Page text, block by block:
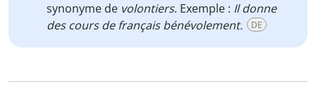
synonyme de volontiers. Exemple : Il donne
des cours de français bénévolement.
DE